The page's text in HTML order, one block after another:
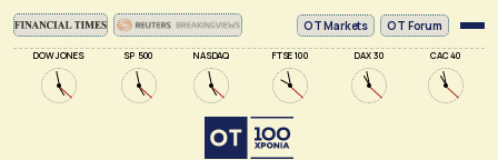
DOW JONES SP 500 NASDAQ FTSE 100 DAX 30 CAC 40
ΟΤ Markets OT Forum